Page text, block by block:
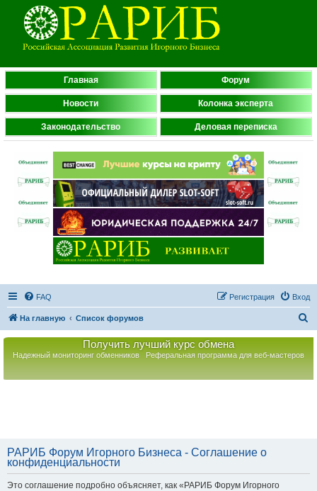
Главная Форум
Новости Колонка эксперта
Законодательство Деловая переписка
FAQ Вход
Регистрация
На главную Список форумов
Получить лучший курс обмена
Надежный мониторинг обменников Реферальная программа для веб-мастеров
РАРИБ Форум Игорного Бизнеса - Соглашение о
конфиденциальности
Это соглашение подробно объясняет, как «РАРИБ Форум Игорного